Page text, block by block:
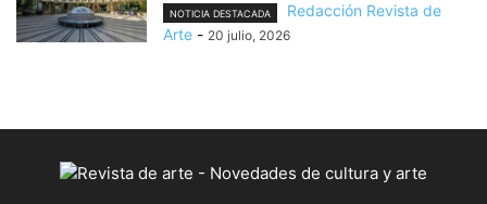
NOTICIA DESTACADA
Redacción Revista de
Arte - 20 julio, 2026